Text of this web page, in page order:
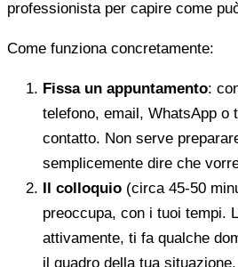
professionista per capire come
Come funziona concretamente:
Fissa un appuntamento:
telefono, email, WhatsApp o
contatto. Non serve
semplicemente dire che
Il colloquio (circa 45-50
preoccupa, con i tuoi tempi.
attivamente, ti fa qualche
il quadro della tua